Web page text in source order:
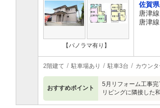
【パノラマ有り】
佐賀
唐津
唐津
2階建て 駐車場あり 駐車3台 カウン
おすすめポイント
5月リフォーム工事
リビングに隣接した